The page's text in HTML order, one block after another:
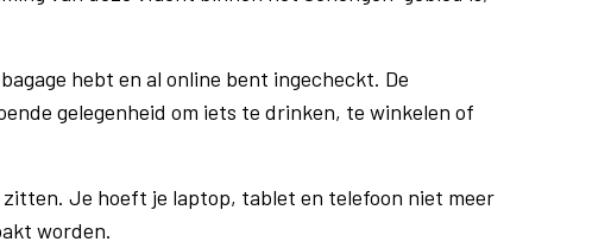
hebt en al online bent ingecheckt. De
gelegenheid om iets te drinken, te winkelen of
Je hoeft je laptop, tablet en telefoon niet meer
worden.